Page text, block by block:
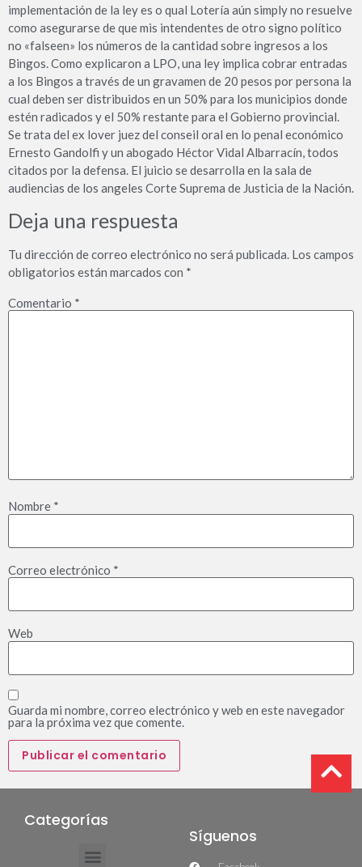
implementación de la ley es o qual Lotería aún simply no resuelve
como asegurarse de que mis intendentes de otro signo político
no «falseen» los números de la cantidad sobre ingresos a los
Bingos. Como explicaron a LPO, una ley implica cobrar entradas
a los Bingos a través de un gravamen de 20 pesos por persona la
cual deben ser distribuidos en un 50% para los municipios donde
estén radicados y el 50% restante para el Gobierno provincial.
Se trata del ex lover juez del conseil oral en lo penal económico
Ernesto Gandolfi y un abogado Héctor Vidal Albarracín, todos
citados por la defensa. El juicio se desarrolla en la sala de
audiencias de los angeles Corte Suprema de Justicia de la Nación.
Deja una respuesta
Tu dirección de correo electrónico no será publicada. Los campos
obligatorios están marcados con *
Comentario *
Nombre *
Correo electrónico *
Web
Guarda mi nombre, correo electrónico y web en este navegador
para la próxima vez que comente.
Categorías
Síguenos